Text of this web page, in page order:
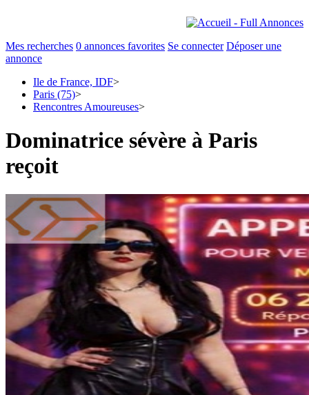
Mes recherches 0 annonces favorites Se connecter Déposer une
annonce
Ile de France, IDF>
Paris (75)>
Rencontres Amoureuses>
Dominatrice sévère à Paris
reçoit